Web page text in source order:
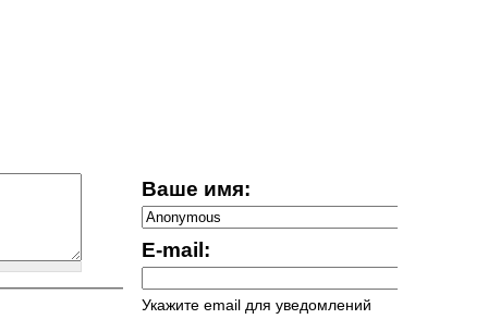
Ваше имя:
E-mail:
Укажите email для уведомлений